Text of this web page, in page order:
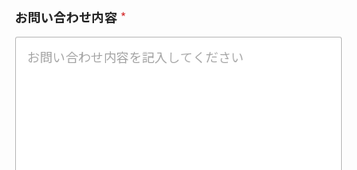
前
会
社
お問い合わせ内容 *